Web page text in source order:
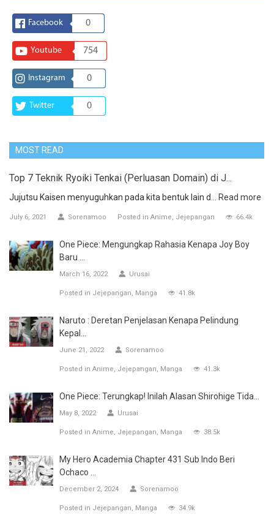
Facebook 0
Youtube 754
Instagram 0
Twitter 0
MOST READ
Top 7 Teknik Ryoiki Tenkai (Perluasan Domain) di J...
Jujutsu Kaisen menyuguhkan pada kita bentuk lain d... Read more
July 6, 2021 Sorenamoo Posted in Anime Jejepangan 66.4k
One Piece: Mengungkap Rahasia Kenapa Joy Boy
Baru ...
March 16, 2022 Urusai
Posted in Jejepangan Manga 41.8k
Naruto : Deretan Penjelasan Kenapa Pelindung
Kepal...
June 21, 2022 Sorenamoo
Posted in Anime Jejepangan Manga 41.3k
One Piece: Terungkap! Inilah Alasan Shirohige Tida...
May 8, 2022 Urusai
Posted in Anime Jejepangan Manga 38.5k
My Hero Academia Chapter 431 Sub Indo Beri
Ochaco ...
December 2, 2024 Sorenamoo
Posted in Jejepangan Manga 34.9k